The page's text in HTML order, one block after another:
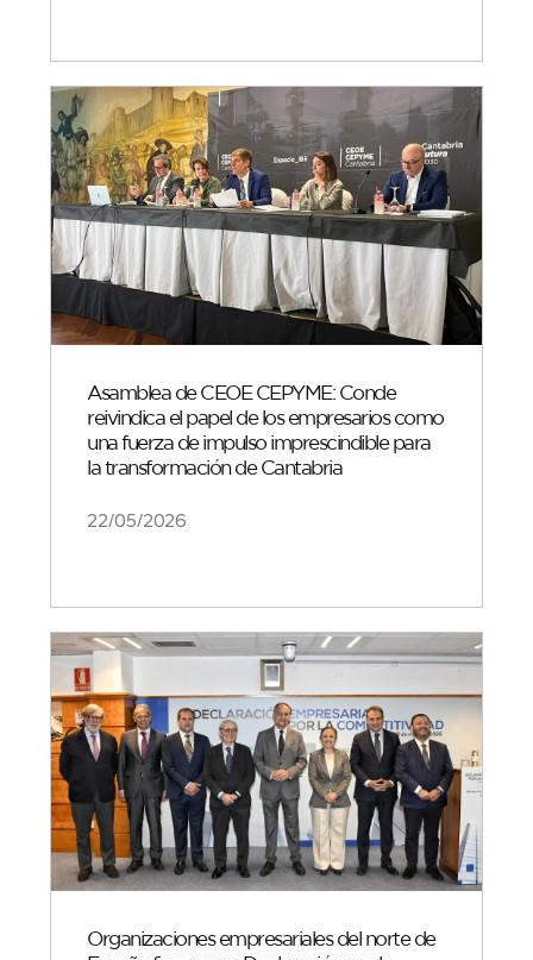
Asamblea de CEOE CEPYME: Conde
reivindica el papel de los empresarios como
una fuerza de impulso imprescindible para
la transformación de Cantabria
22/05/2026
Organizaciones empresariales del norte de